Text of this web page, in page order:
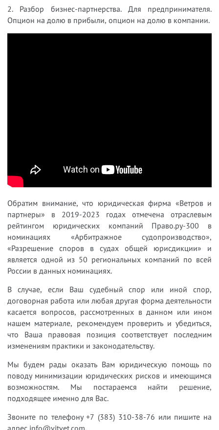
2. Разбор бизнес-партнерства. Для предпринимателя.
Опцион на долю в прибыли, опцион на долю в компании.
Обратим внимание, что юридическая фирма «Ветров и
партнеры» в 2019-2023 годах отмечена отраслевым
рейтингом юридических компаний Право.ру-300 в
номинациях «Арбитражное судопроизводство»,
«Разрешение споров в судах общей юрисдикции» и
является одной из 50 региональных компаний по всей
России в данных номинациях.
В случае, если Ваш судебный спор или иной спор,
договорная работа или любая другая форма деятельности
касается вопросов, рассмотренных в данном или ином
нашем материале, рекомендуем проверить и убедиться,
что Ваша правовая позиция соответствует последним
изменениям практики и законодательству.
Мы будем рады оказать Вам юридическую помощь по
поводу минимизации юридических рисков и имеющимся
возможностям. Мы постараемся найти решение,
подходящее именно для Вас.
Звоните по телефону +7 (383) 310-38-76 или пишите на